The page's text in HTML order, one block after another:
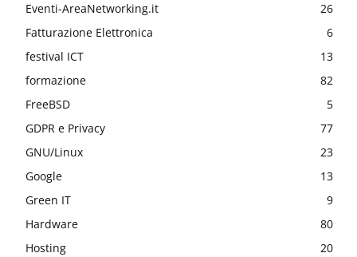
Eventi-AreaNetworking.it
26
Fatturazione Elettronica
6
festival ICT
13
formazione
82
FreeBSD
5
GDPR e Privacy
77
GNU/Linux
23
Google
13
Green IT
9
Hardware
80
Hosting
20